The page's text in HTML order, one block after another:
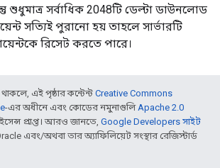
শুধুমাত্র সর্বাধিক 2048টি ডেল্টা ডাউনলোড
সত্যিই পুরানো হয় তাহলে সার্ভারটি
রিসেট করতে পারে।
এই পৃষ্ঠার কন্টেন্ট Creative Commons
-এর অধীনে এবং কোডের নমুনাগুলিApache 2.0
প্রাপ্ত। আরও জানতে, Google Developers সাইট
এবং/অথবা তার অ্যাফিলিয়েট সংস্থার রেজিস্টার্ড